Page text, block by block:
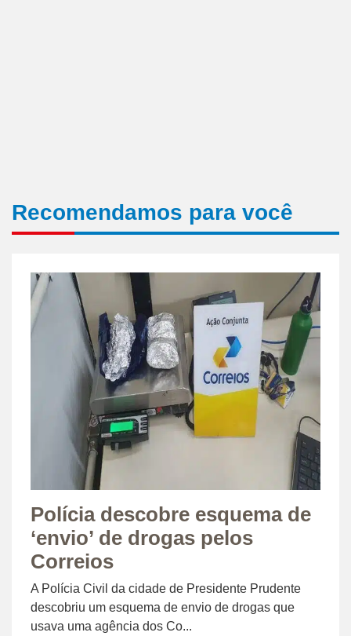
Recomendamos para você
Polícia descobre esquema de
‘envio’ de drogas pelos
Correios
A Polícia Civil da cidade de Presidente Prudente
descobriu um esquema de envio de drogas que
usava uma agência dos Co...